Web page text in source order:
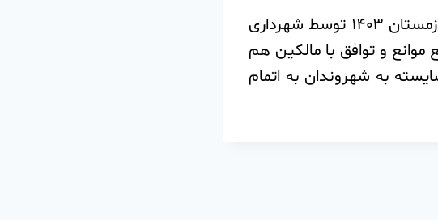
کمربندی شمالی بومهن، حدفاصل این شهر و شهر رودهن، در زمستان ۱۴۰۳ توسط شهرداری
موانع و توافق با مالکین هم
به شهروندان به اتمام